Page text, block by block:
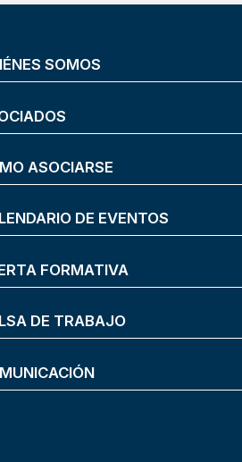
SOMOS
ASOCIARSE
DE EVENTOS
FORMATIVA
DE TRABAJO